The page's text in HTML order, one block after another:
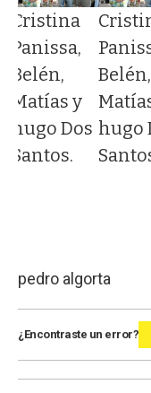
Cristina
Panissa,
Belén,
Matías y
hugo Dos
Santos.
Belén,
hugo
pedro algorta
¿Encontraste un error?